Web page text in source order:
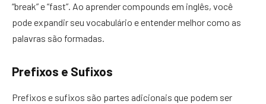
“break” e “fast”. Ao aprender compounds em inglês, você
pode expandir seu vocabulário e entender melhor como as
palavras são formadas.
Prefixos e Sufixos
Prefixos e sufixos são partes adicionais que podem ser